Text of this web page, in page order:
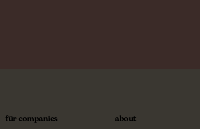
für companies about